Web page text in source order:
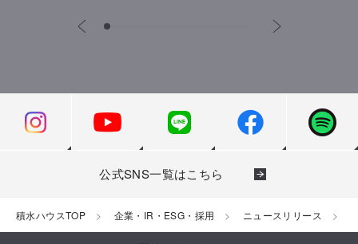
公式SNS一覧はこちら
積水ハウスTOP 企業・IR・ESG・採用 ニュースリリース